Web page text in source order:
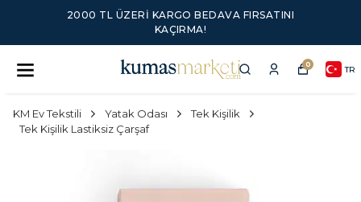
2000 TL ÜZERI KARGO BEDAVA FIRSATINI
KAÇIRMA!
0 TR
KM Ev Tekstili Yatak Odası
Tek Kişilik
Tek Kişilik Lastiksiz Çarşaf